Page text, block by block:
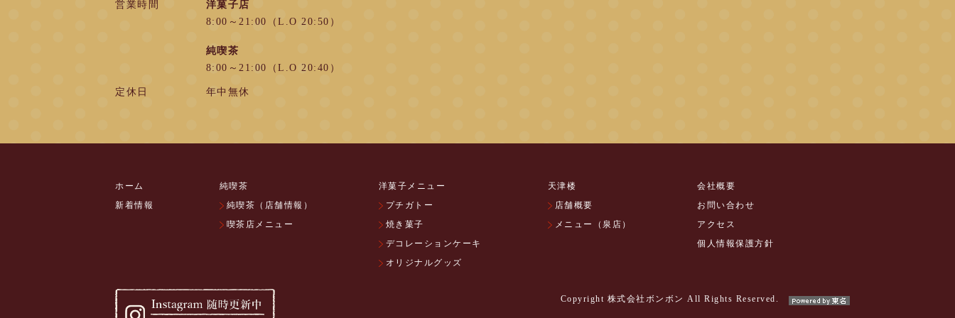
営業時間
洋菓子店
8:00～21:00（L.O 20:50）
純喫茶
8:00～21:00（L.O 20:40）
定休日 年中無休
ホーム
新着情報
純喫茶
純喫茶（店舗情報）
喫茶店メニュー
洋菓子メニュー
プチガトー
焼き菓子
デコレーションケーキ
オリジナルグッズ
天津楼
店舗概要
メニュー（泉店）
会社概要
お問い合わせ
アクセス
個人情報保護方針
Copyright 株式会社ボンボン All Rights Reserved.